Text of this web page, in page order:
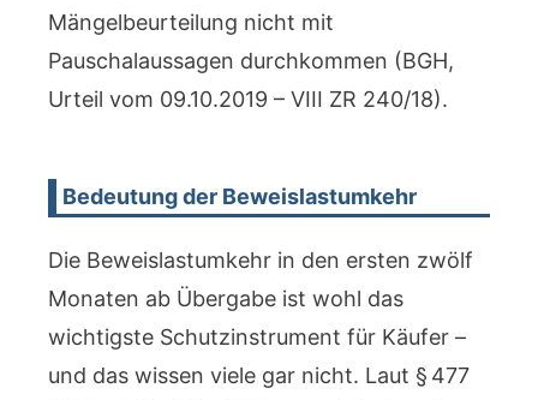
Mängelbeurteilung nicht mit
Pauschalaussagen durchkommen (BGH,
Urteil vom 09.10.2019 – VIII ZR 240/18).
Bedeutung der Beweislastumkehr
Die Beweislastumkehr in den ersten zwölf
Monaten ab Übergabe ist wohl das
wichtigste Schutzinstrument für Käufer –
und das wissen viele gar nicht. Laut § 477